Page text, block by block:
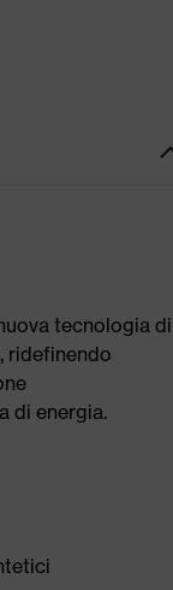
tecnologia di
ridefinendo
di energia.